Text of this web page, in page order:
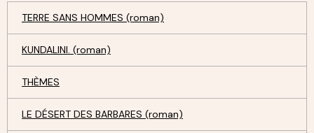
TERRE SANS HOMMES (roman)
KUNDALINI. (roman)
THÈMES
LE DÉSERT DES BARBARES (roman)